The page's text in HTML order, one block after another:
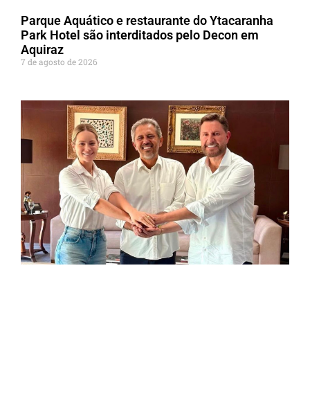
Parque Aquático e restaurante do Ytacaranha
Park Hotel são interditados pelo Decon em
Aquiraz
7 de agosto de 2026